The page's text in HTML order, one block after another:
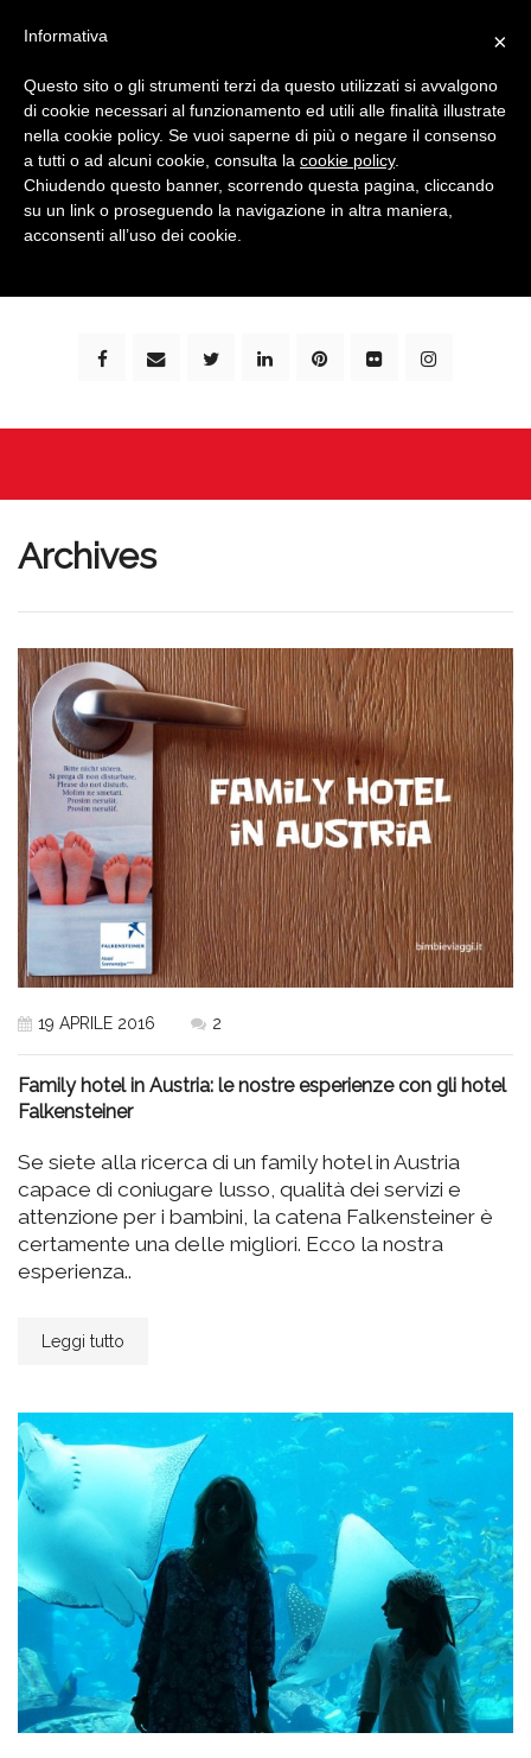
bimbi e viaggi - family travel blog: community #1 in
Archives
19 APRILE 2016 2
Family hotel in Austria: le nostre esperienze con gli hotel
Falkensteiner
Se siete alla ricerca di un family hotel in Austria
capace di coniugare lusso, qualità dei servizi e
attenzione per i bambini, la catena Falkensteiner è
certamente una delle migliori. Ecco la nostra
esperienza..
Leggi tutto
×
Informativa
Questo sito o gli strumenti terzi da questo utilizzati si avvalgono
di cookie necessari al funzionamento ed utili alle finalità illustrate
nella cookie policy. Se vuoi saperne di più o negare il consenso
a tutti o ad alcuni cookie, consulta la cookie policy.
Chiudendo questo banner, scorrendo questa pagina, cliccando
su un link o proseguendo la navigazione in altra maniera,
acconsenti all’uso dei cookie.